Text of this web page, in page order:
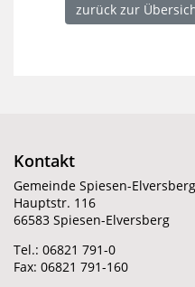
zurück zur
Kontakt
Gemeinde Spiesen-Elversberg
Hauptstr. 116
66583 Spiesen-Elversberg
Tel.: 06821 791-0
Fax: 06821 791-160